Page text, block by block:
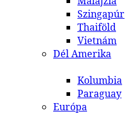
Szingapúr
Thaiföld
Vietnám
Dél Amerika
Kolumbia
Paraguay
Európa